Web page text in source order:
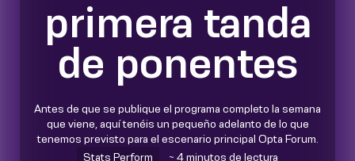
primera tanda
de ponentes
Antes de que se publique el programa completo la semana
que viene, aquí tenéis un pequeño adelanto de lo que
tenemos previsto para el escenario principal Opta Forum.
Stats Perform
~ 4 minutos de lectura